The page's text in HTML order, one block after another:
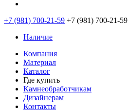
+7 (981) 700-21-59 +7 (981) 700-21-59
Наличие
Компания
Материал
Каталог
Где купить
Камнеобработчикам
Дизайнерам
Контакты